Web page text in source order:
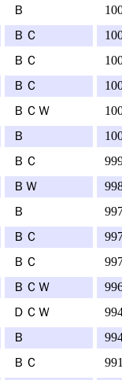
Ｂ
ＢＣ
ＢＣ
ＢＣ
ＢＣＷ
Ｂ
ＢＣ
ＢＷ
Ｂ
ＢＣ
ＢＣ
ＢＣＷ
ＤＣＷ
Ｂ
ＢＣ